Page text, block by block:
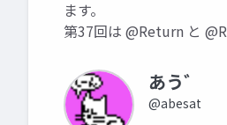
ます。
第37回は @Return と
あう゛
@abesat